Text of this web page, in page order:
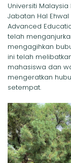
Universiti Malaysia
Jabatan Hal Ehwal
Advanced
telah
mengagihkan
ini telah
mahasiswa dan
mengeratkan
setempat.